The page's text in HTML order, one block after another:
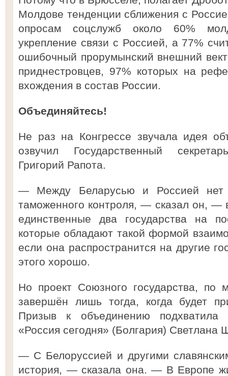
Молдове тенденции сближения с
опросам соцслужб около 60%
укрепление связи с Россией, а 77%
ошибочный прорумынский внешний
приднестровцев, 97% которых на
вхождения в состав России.
Объединяйтесь!
Не раз на Конгрессе звучала идея
озвучил Государственный
Григорий Рапота.
— Между Беларусью и Россией нет
таможенного контроля, — сказал он,
единственные два государства на
которые обладают такой формой
если она распространится на другие
этого хорошо.
Но проект Союзного государства, по
завершён лишь тогда, когда будет
Призыв к объединению подхватила
«Россия сегодня» (Болгария) Светлана
— С Белоруссией и другими
история, — сказала она. — В Европе